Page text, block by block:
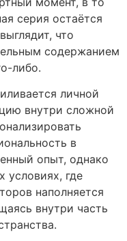
серия остаётся
что
содержанием
либо.
личной
внутри сложной
в
опыт, однако
условиях, где
наполняется
внутри часть